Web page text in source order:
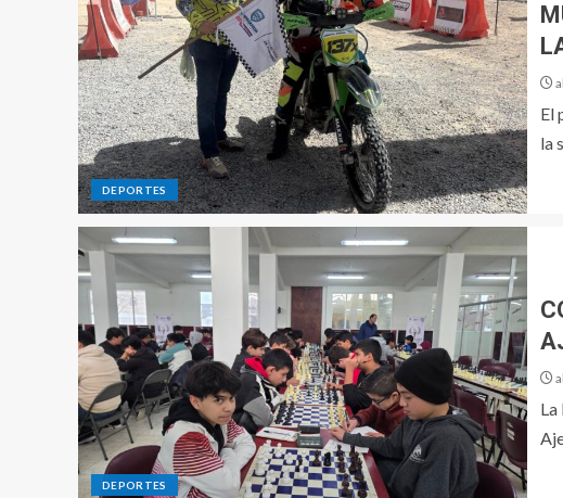
DEPORTES
El
la
DEPORTES